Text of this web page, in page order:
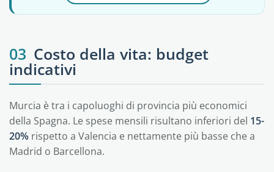
03 Costo della vita: budget
indicativi
Murcia è tra i capoluoghi di provincia più economici
della Spagna. Le spese mensili risultano inferiori del 15-
20% rispetto a Valencia e nettamente più basse che a
Madrid o Barcellona.